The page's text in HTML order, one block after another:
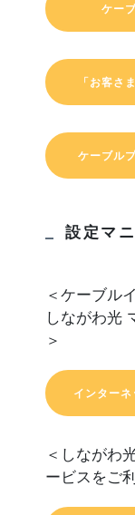
ケー
「お客さ
ケーブル
設定マ
＜ケーブル
しながわ光
＞
インター
＜しながわ
ービスをご